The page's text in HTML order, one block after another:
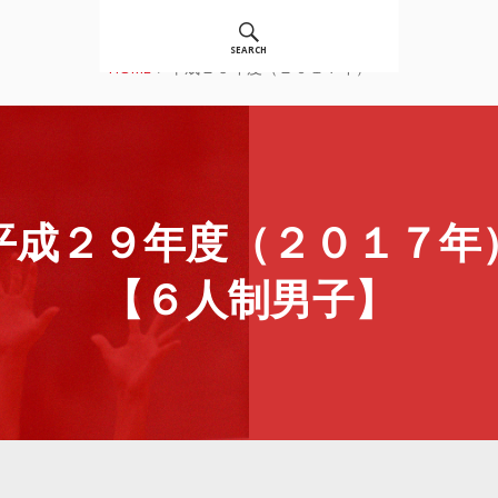
SEARCH
JAPAN CLUB CUP
HOME 平成２９年度（２０１７年）
成２９年度（２０１７年
【６人制男子】